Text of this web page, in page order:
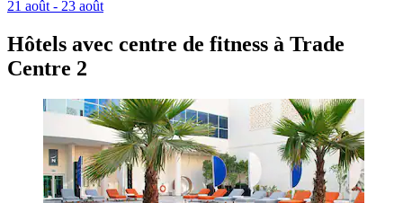
21 août - 23 août
Hôtels avec centre de fitness à Trade
Centre 2